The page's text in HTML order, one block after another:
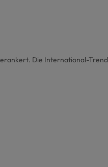
Die International-Trend